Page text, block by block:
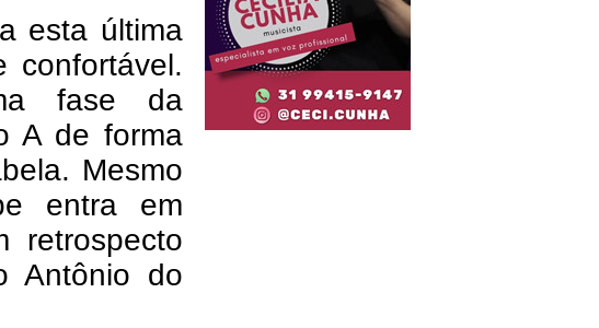
esta última
confortável.
fase da
A de forma
Mesmo
entra em
retrospecto
Antônio do